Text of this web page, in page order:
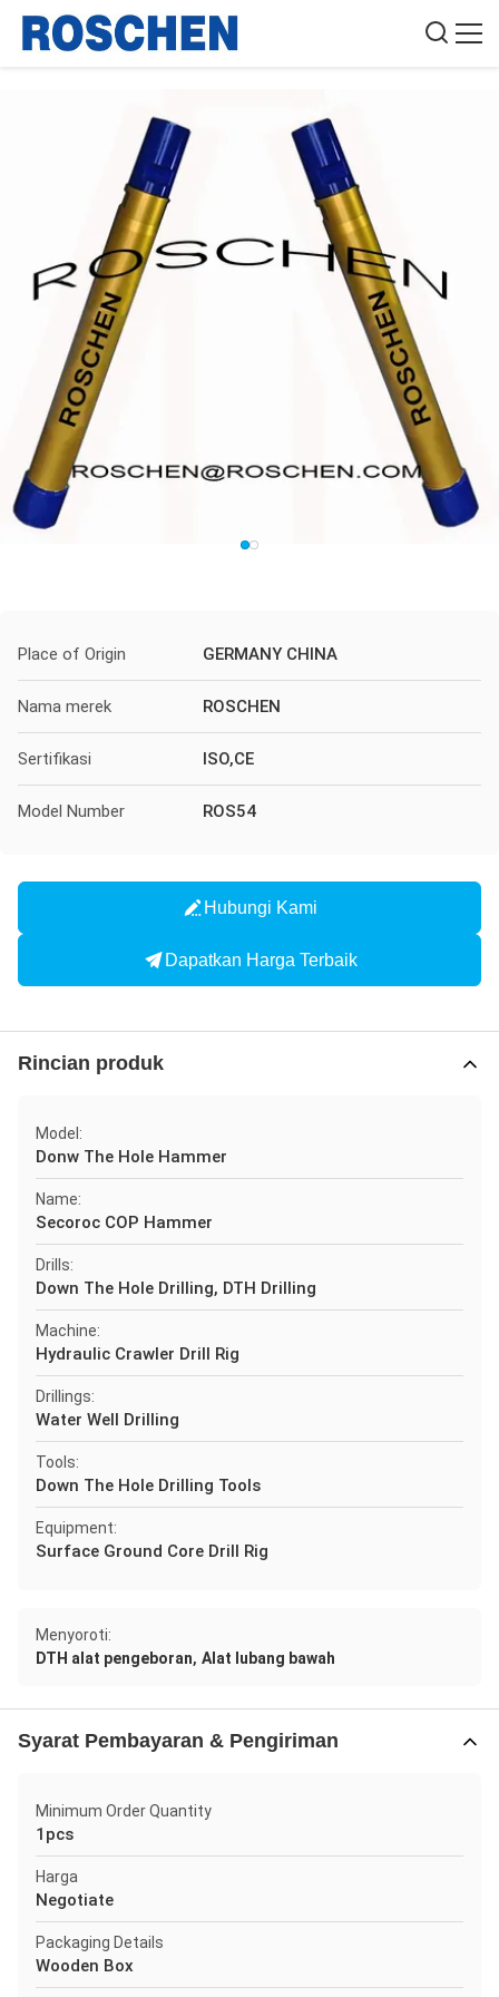
Place of Origin GERMANY CHINA
Nama merek ROSCHEN
Sertifikasi ISO,CE
Model Number ROS54
Hubungi Kami
Dapatkan Harga Terbaik
Rincian produk
Model:
Donw The Hole Hammer
Name:
Secoroc COP Hammer
Drills:
Down The Hole Drilling, DTH Drilling
Machine:
Hydraulic Crawler Drill Rig
Drillings:
Water Well Drilling
Tools:
Down The Hole Drilling Tools
Equipment:
Surface Ground Core Drill Rig
Menyoroti:
DTH alat pengeboran, Alat lubang bawah
Syarat Pembayaran & Pengiriman
Minimum Order Quantity
1pcs
Harga
Negotiate
Packaging Details
Wooden Box